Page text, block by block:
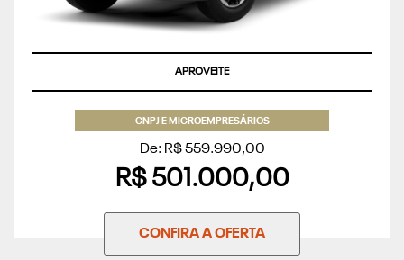
APROVEITE
CNPJ E MICROEMPRESÁRIOS
De: R$ 559.990,00
R$ 501.000,00
CONFIRA A OFERTA